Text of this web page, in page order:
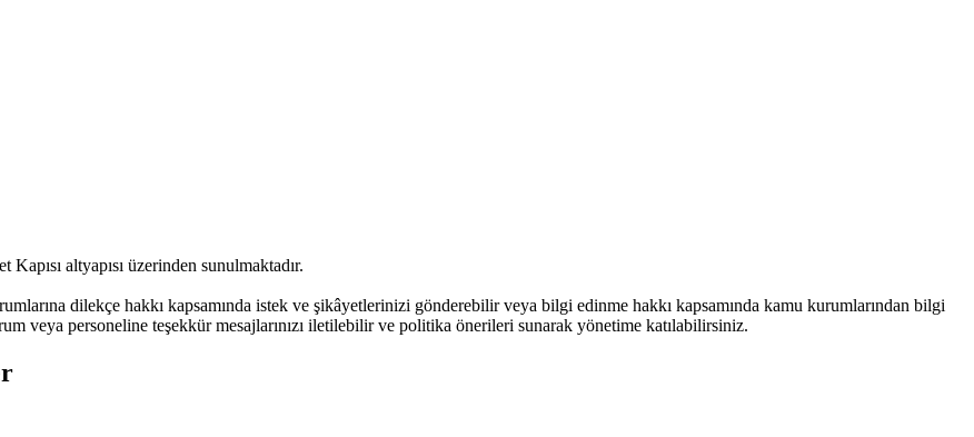
altyapısı üzerinden sunulmaktadır.
dilekçe hakkı kapsamında istek ve şikâyetlerinizi gönderebilir veya bilgi edinme hakkı kapsamında kamu kurumlarından bilgi
veya personeline teşekkür mesajlarınızı iletilebilir ve politika önerileri sunarak yönetime katılabilirsiniz.